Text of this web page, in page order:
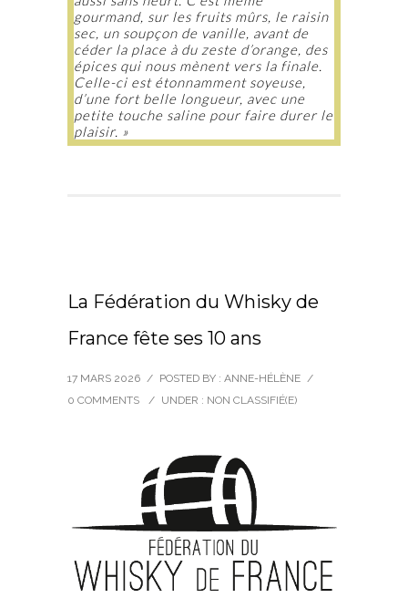
gourmand, sur les fruits mûrs, le raisin
sec, un soupçon de vanille, avant de
céder la place à du zeste d’orange, des
épices qui nous mènent vers la finale.
Celle-ci est étonnamment soyeuse,
d’une fort belle longueur, avec une
petite touche saline pour faire durer le
plaisir. »
La Fédération du Whisky de
France fête ses 10 ans
17 MARS 2026 / POSTED BY : ANNE-HÉLÈNE /
0 COMMENTS
/ UNDER : NON CLASSIFIÉ(E)